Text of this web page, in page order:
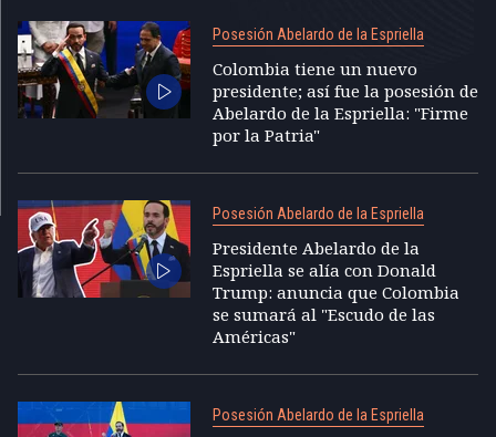
Posesión Abelardo de la Espriella
Colombia tiene un nuevo
presidente; así fue la posesión de
Abelardo de la Espriella: "Firme
por la Patria"
Posesión Abelardo de la Espriella
Presidente Abelardo de la
Espriella se alía con Donald
Trump: anuncia que Colombia
se sumará al "Escudo de las
Américas"
Posesión Abelardo de la Espriella